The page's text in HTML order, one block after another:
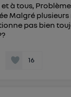
à tous,
Malgré
pas bien
16